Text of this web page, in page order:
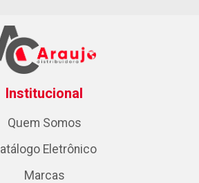
Institucional
Quem Somos
Eletrônico
Marcas